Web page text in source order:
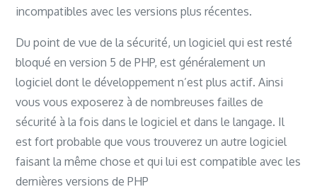
incompatibles avec les versions plus récentes.
Du point de vue de la sécurité, un logiciel qui est resté
bloqué en version 5 de PHP, est généralement un
logiciel dont le développement n’est plus actif. Ainsi
vous vous exposerez à de nombreuses failles de
sécurité à la fois dans le logiciel et dans le langage. Il
est fort probable que vous trouverez un autre logiciel
faisant la même chose et qui lui est compatible avec les
dernières versions de PHP